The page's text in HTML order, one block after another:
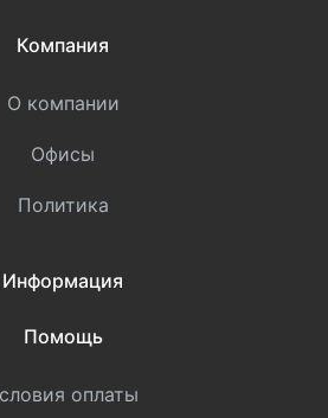
Компания
О компании
Офисы
Политика
Информация
Помощь
оплаты